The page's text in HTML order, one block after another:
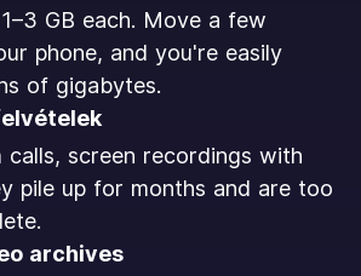
GB each. Move a few
phone, and you're easily
of gigabytes.
calls, screen recordings with
pile up for months and are too
archives